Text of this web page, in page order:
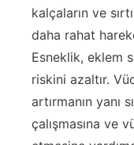
kalçaların ve
daha rahat
Esneklik, eklem
riskini azaltır.
artırmanın yanı
çalışmasına ve